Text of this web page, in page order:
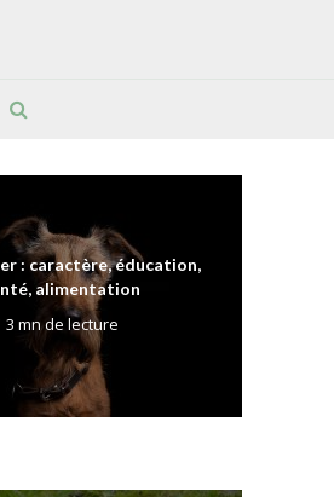
: caractère, éducation,
alimentation
3 mn de lecture